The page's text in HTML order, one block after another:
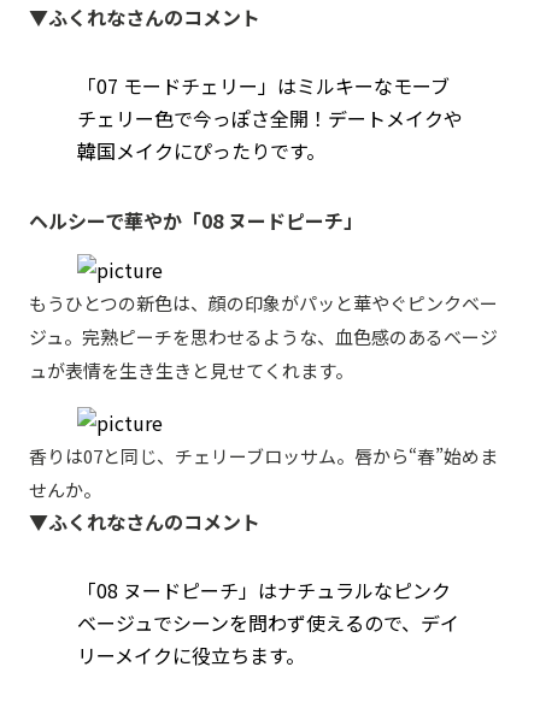
▼ふくれなさんのコメント
「07 モードチェリー」はミルキーなモーブ
チェリー色で今っぽさ全開！デートメイクや
韓国メイクにぴったりです。
ヘルシーで華やか「08 ヌードピーチ」
もうひとつの新色は、顔の印象がパッと華やぐピンクベー
ジュ。完熟ピーチを思わせるような、血色感のあるベージ
ュが表情を生き生きと見せてくれます。
香りは07と同じ、チェリーブロッサム。唇から“春”始めま
せんか。
▼ふくれなさんのコメント
「08 ヌードピーチ」はナチュラルなピンク
ベージュでシーンを問わず使えるので、デイ
リーメイクに役立ちます。